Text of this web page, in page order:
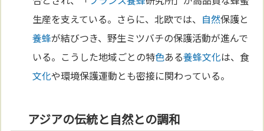
生産を支えている。さらに、北欧では、 自然保護と
養蜂が結びつき、野生ミツバチの保護活動が進んで
いる。こうした地域ごとの特色ある養蜂文化は、食
文化や環境保護運動とも密接に関わっている。
アジアの伝統と自然との調和